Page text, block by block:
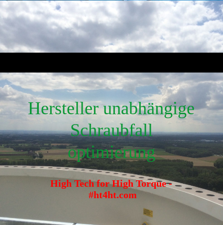
Hersteller unabhängige
Schraubfall
optimierung
High Tech for High Torque -
#ht4ht.com